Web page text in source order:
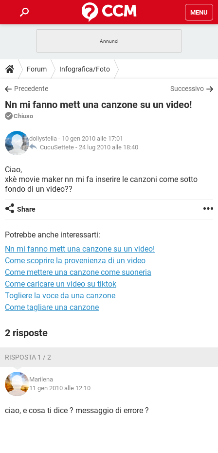
MENU
INTRATTENIMENTO ANDROID
iOS
INSTAGRAM WHATSAPP
TIKTOK
HARDWARE
GUIDE
COVID-19
iOS
INSTAGRAM
TIKTOK FACEBOOK
DOWNLOAD
COVID-19 GAMING
INTRATTENIMENTO
iOS WINDOWS 10
INSTAGRAM
TIKTOK
HARDWARE
FORUM
COVID-19
INTRATTENIMENTO ANDROID
INSTAGRAM WHATSAPP
HARDWARE
GLOSSARIO
COVID-19
INTRATTENIMENTO
iOS
INSTAGRAM
HARDWARE
Forum Infografica/Foto
Precedente Successivo
Nn mi fanno mett una canzone su un video!
Chiuso
dollystella - 10 gen 2010 alle 17:01
CucuSettete - 24 lug 2010 alle 18:40
Ciao,
xkè movie maker nn mi fa inserire le canzoni come sotto
fondo di un video??
Share
Potrebbe anche interessarti:
Nn mi fanno mett una canzone su un video!
Come scoprire la provenienza di un video
Come mettere una canzone come suoneria
Come caricare un video su tiktok
Togliere la voce da una canzone
Come tagliare una canzone
2 risposte
RISPOSTA 1 / 2
Marilena
11 gen 2010 alle 12:10
ciao, e cosa ti dice ? messaggio di errore ?